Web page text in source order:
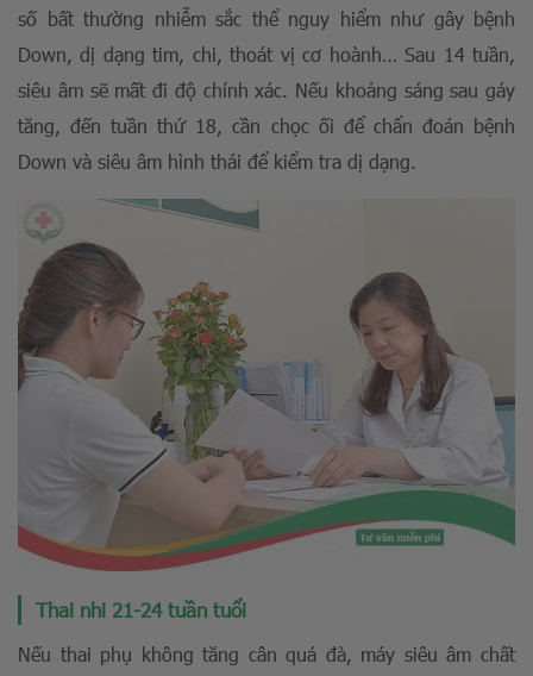
số bất thường nhiễm sắc thể nguy hiểm như gây bệnh
Down, dị dạng tim, chi, thoát vị cơ hoành… Sau 14 tuần,
siêu âm sẽ mất đi độ chính xác. Nếu khoảng sáng sau gáy
tăng, đến tuần thứ 18, cần chọc ối để chẩn đoán bệnh
Down và siêu âm hình thái để kiểm tra dị dạng.
Thai nhi 21-24 tuần tuổi
Nếu thai phụ không tăng cân quá đà, máy siêu âm chất